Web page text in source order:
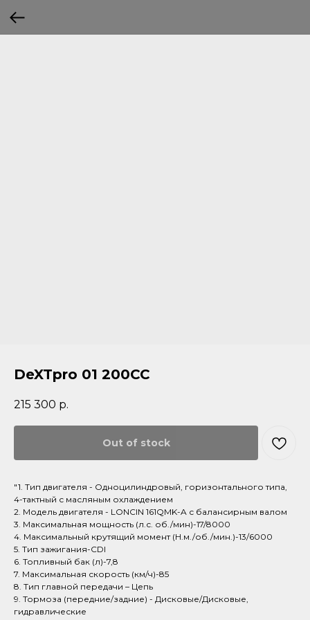
DeXTpro 01 200CC
215 300 р.
Out of stock
"1. Тип двигателя - Одноцилиндровый, горизонтального типа,
4-тактный с масляным охлаждением
2. Модель двигателя - LONCIN 161QMK-A с балансирным валом
3. Максимальная мощность (л.с. об./мин)-17/8000
4. Максимальный крутящий момент (Н.м./об./мин.)-13/6000
5. Тип зажигания-CDI
6. Топливный бак (л)-7,8
7. Максимальная скорость (км/ч)-85
8. Тип главной передачи – Цепь
9. Тормоза (передние/задние) - Дисковые/Дисковые,
гидравлические